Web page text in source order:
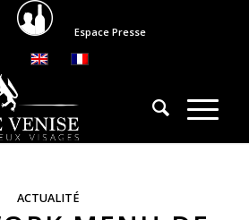
Espace Presse
ACTUALITÉ